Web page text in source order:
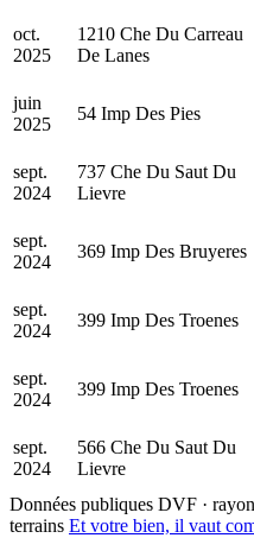
569 k€
oct.
2025
1210 Che Du Carreau
De Lanes
juin
2025
54 Imp Des Pies
sept.
2024
737 Che Du Saut Du
Lievre
sept.
2024
369 Imp Des Bruyeres
sept.
2024
399 Imp Des Troenes
sept.
2024
399 Imp Des Troenes
sept.
2024
566 Che Du Saut Du
Lievre
Données publiques DVF ·
terrains Et votre bien, il vaut